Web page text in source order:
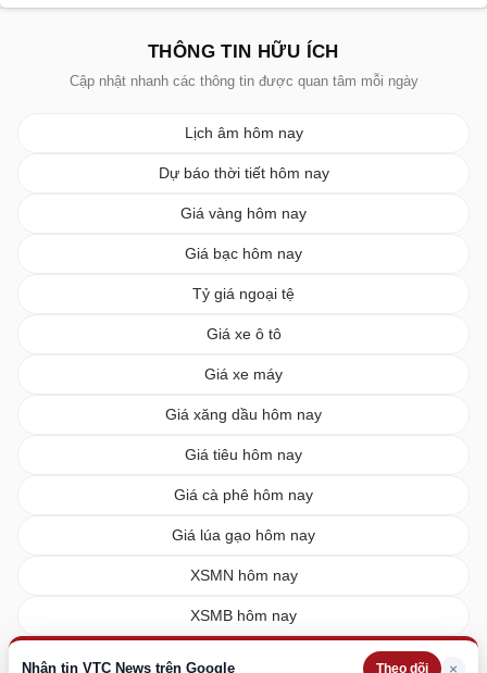
Nhận tin VTC News trên Google Theo dõi ×
THÔNG TIN HỮU ÍCH
Cập nhật nhanh các thông tin được quan tâm mỗi ngày
Lịch âm hôm nay
Dự báo thời tiết hôm nay
Giá vàng hôm nay
Giá bạc hôm nay
Tỷ giá ngoại tệ
Giá xe ô tô
Giá xe máy
Giá xăng dầu hôm nay
Giá tiêu hôm nay
Giá cà phê hôm nay
Giá lúa gạo hôm nay
XSMN hôm nay
XSMB hôm nay